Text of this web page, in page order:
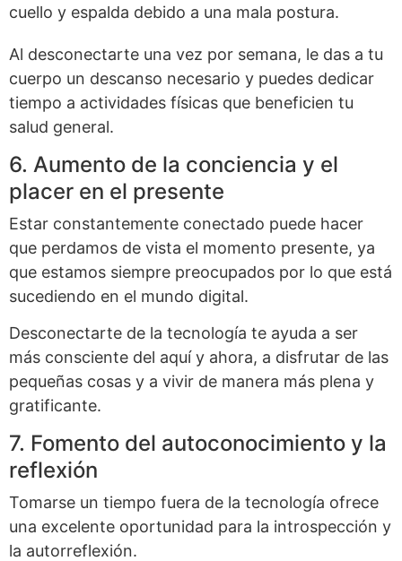
cuello y espalda debido a una mala postura.
Al desconectarte una vez por semana, le das a tu
cuerpo un descanso necesario y puedes dedicar
tiempo a actividades físicas que beneficien tu
salud general.
6. Aumento de la conciencia y el
placer en el presente
Estar constantemente conectado puede hacer
que perdamos de vista el momento presente, ya
que estamos siempre preocupados por lo que está
sucediendo en el mundo digital.
Desconectarte de la tecnología te ayuda a ser
más consciente del aquí y ahora, a disfrutar de las
pequeñas cosas y a vivir de manera más plena y
gratificante.
7. Fomento del autoconocimiento y la
reflexión
Tomarse un tiempo fuera de la tecnología ofrece
una excelente oportunidad para la introspección y
la autorreflexión.